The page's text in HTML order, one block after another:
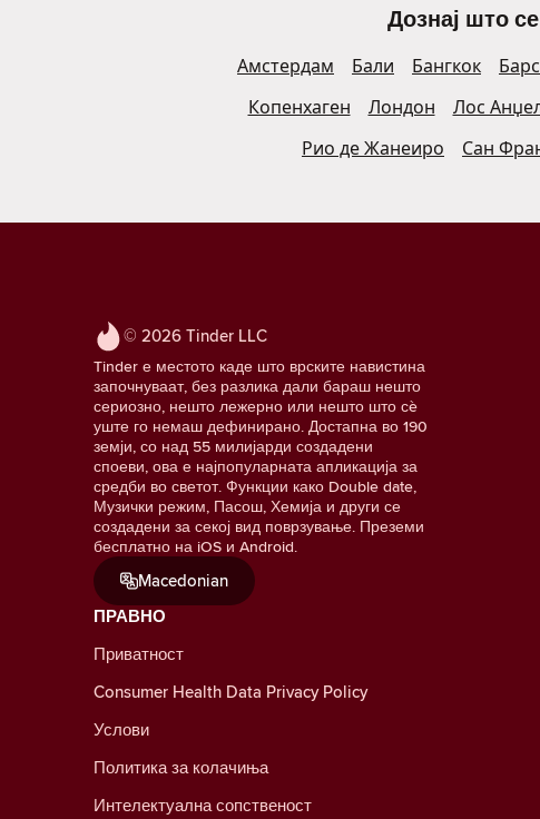
Дознај што
Амстердам Бали Бангкок
Копенхаген
Лондон Лос
Рио де Жанеиро
Сан
© 2026 Tinder LLC
Tinder е местото каде што врските навистина
започнуваат, без разлика дали бараш нешто
сериозно, нешто лежерно или нешто што сè
уште го немаш дефинирано. Достапна во 190
земји, со над 55 милијарди создадени
споеви, ова е најпопуларната апликација за
средби во светот. Функции како Double date,
Музички режим, Пасош, Хемија и други се
создадени за секој вид поврзување. Преземи
бесплатно на iOS и Android.
Macedonian
ПРАВНО
Приватност
Consumer Health Data Privacy Policy
Услови
Политика за колачиња
Интелектуална сопственост